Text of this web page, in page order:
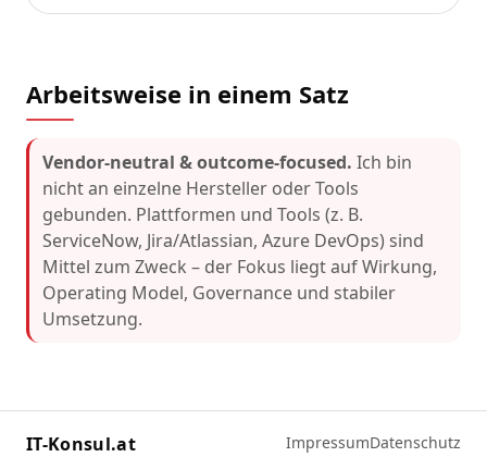
Arbeitsweise in einem Satz
Vendor-neutral & outcome-focused. Ich bin
nicht an einzelne Hersteller oder Tools
gebunden. Plattformen und Tools (z. B.
ServiceNow, Jira/Atlassian, Azure DevOps) sind
Mittel zum Zweck – der Fokus liegt auf Wirkung,
Operating Model, Governance und stabiler
Umsetzung.
IT-Konsul.at ImpressumDatenschutz